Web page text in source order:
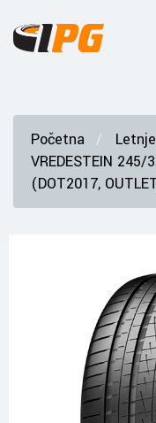
Početna
VREDESTEIN
(DOT2017,